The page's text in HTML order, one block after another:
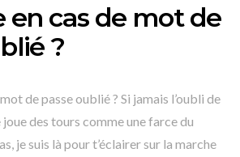
en cas de mot de
?
de passe oublié ? Si jamais l’oubli de
des tours comme une farce du
je suis là pour t’éclairer sur la marche